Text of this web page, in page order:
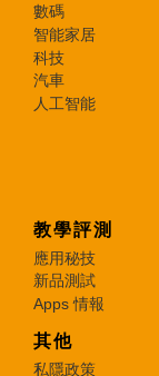
數碼
智能家居
科技
汽車
人工智能
教學評測
應用秘技
新品測試
Apps 情報
其他
私隱政策